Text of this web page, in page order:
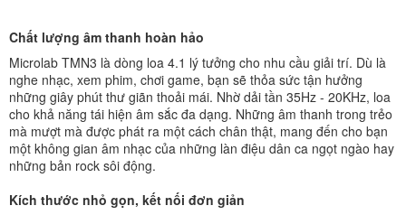
Chất lượng âm thanh hoàn hảo
Microlab TMN3 là dòng loa 4.1 lý tưởng cho nhu cầu giải trí. Dù là
nghe nhạc, xem phim, chơi game, bạn sẽ thỏa sức tận hưởng
những giây phút thư giãn thoải mái. Nhờ dải tần 35Hz - 20KHz, loa
cho khả năng tái hiện âm sắc đa dạng. Những âm thanh trong trẻo
mà mượt mà được phát ra một cách chân thật, mang đến cho bạn
một không gian âm nhạc của những làn điệu dân ca ngọt ngào hay
những bản rock sôi động.
Kích thước nhỏ gọn, kết nối đơn giản